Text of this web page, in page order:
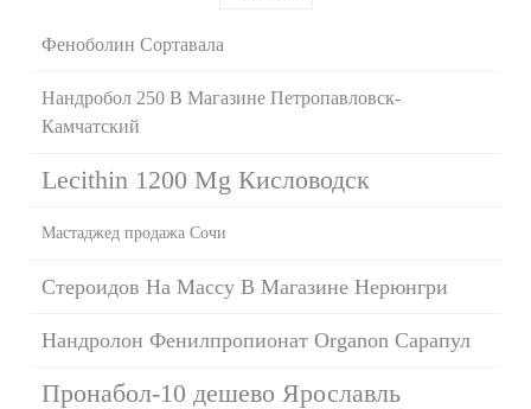
Феноболин Сортавала
Нандробол 250 В Магазине Петропавловск-
Камчатский
Lecithin 1200 Mg Кисловодск
Мастаджед продажа Сочи
Стероидов На Массу В Магазине Нерюнгри
Нандролон Фенилпропионат Organon Сарапул
Пронабол-10 дешево Ярославль